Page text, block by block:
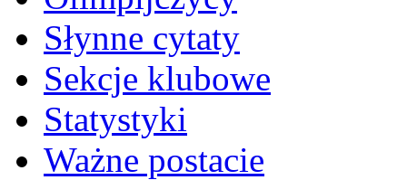
Słynne cytaty
Sekcje klubowe
Statystyki
Ważne postacie